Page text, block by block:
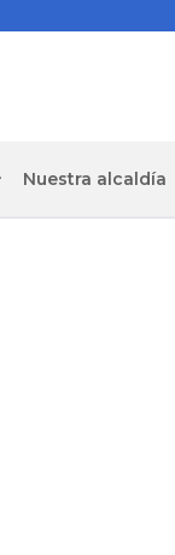
Nuestra alcaldía